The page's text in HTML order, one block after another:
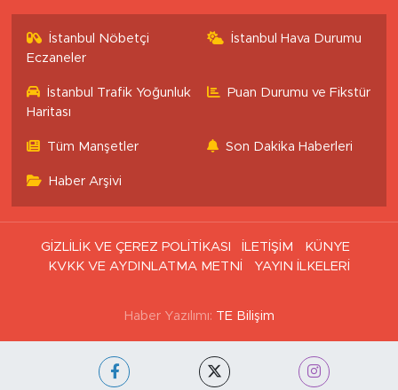
İstanbul Nöbetçi
Eczaneler
İstanbul Hava Durumu
İstanbul Trafik Yoğunluk
Haritası
Puan Durumu ve Fikstür
Tüm Manşetler Son Dakika Haberleri
Haber Arşivi
GİZLİLİK VE ÇEREZ POLİTİKASI İLETİŞİM
KÜNYE
KVKK VE AYDINLATMA METNİ
YAYIN İLKELERİ
Haber Yazılımı: TE Bilişim